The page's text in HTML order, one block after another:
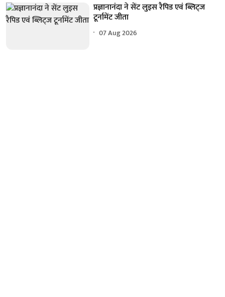
प्रज्ञानानंदा ने सेंट लुइस रैपिड एवं ब्लिट्ज
टूर्नामेंट जीता
07 Aug 2026